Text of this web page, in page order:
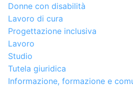
Donne con disabilità
Lavoro di cura
Progettazione inclusiva
Lavoro
Studio
Tutela giuridica
Informazione, formazione e